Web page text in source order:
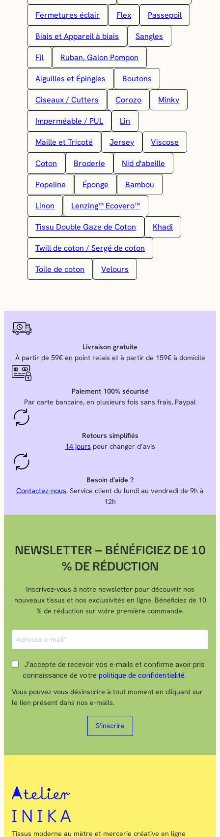
Fermetures éclair Flex Passepoil
Biais et Appareil à biais Sangles
Fil Ruban, Galon Pompon
Aiguilles et Épingles Boutons
Ciseaux / Cutters Corozo Minky
Imperméable / PUL Lin
Maille et Tricoté Jersey Viscose
Coton Broderie Nid d'abeille
Popeline Éponge Bambou
Linon Lenzing™ Ecovero™
Tissu Double Gaze de Coton Khadi
Twill de coton / Sergé de coton
Toile de coton Velours
Livraison gratuite
À partir de 59€ en point relais et à partir de 159€ à domicile
Paiement 100% sécurisé
Par carte bancaire, en plusieurs fois sans frais, Paypal
Retours simplifiés
14 jours pour changer d’avis
Besoin d'aide ?
Contactez-nous. Service client du lundi au vendredi de 9h à
12h
NEWSLETTER – BÉNÉFICIEZ DE 10
% DE RÉDUCTION
Inscrivez-vous à notre newsletter pour découvrir nos
nouveaux tissus et nos exclusivités en ligne. Bénéficiez de 10
% de réduction sur votre première commande.
J’accepte de recevoir vos e-mails et confirme avoir pris
connaissance de votre politique de confidentialité
Vous pouvez vous désinscrire à tout moment en cliquant sur
le lien présent dans nos e-mails.
S'inscrire
Tissus moderne au mètre et mercerie créative en ligne